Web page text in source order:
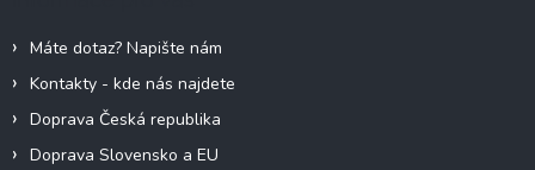
Máte dotaz? Napište nám
Kontakty - kde nás najdete
Doprava Česká republika
Doprava Slovensko a EU